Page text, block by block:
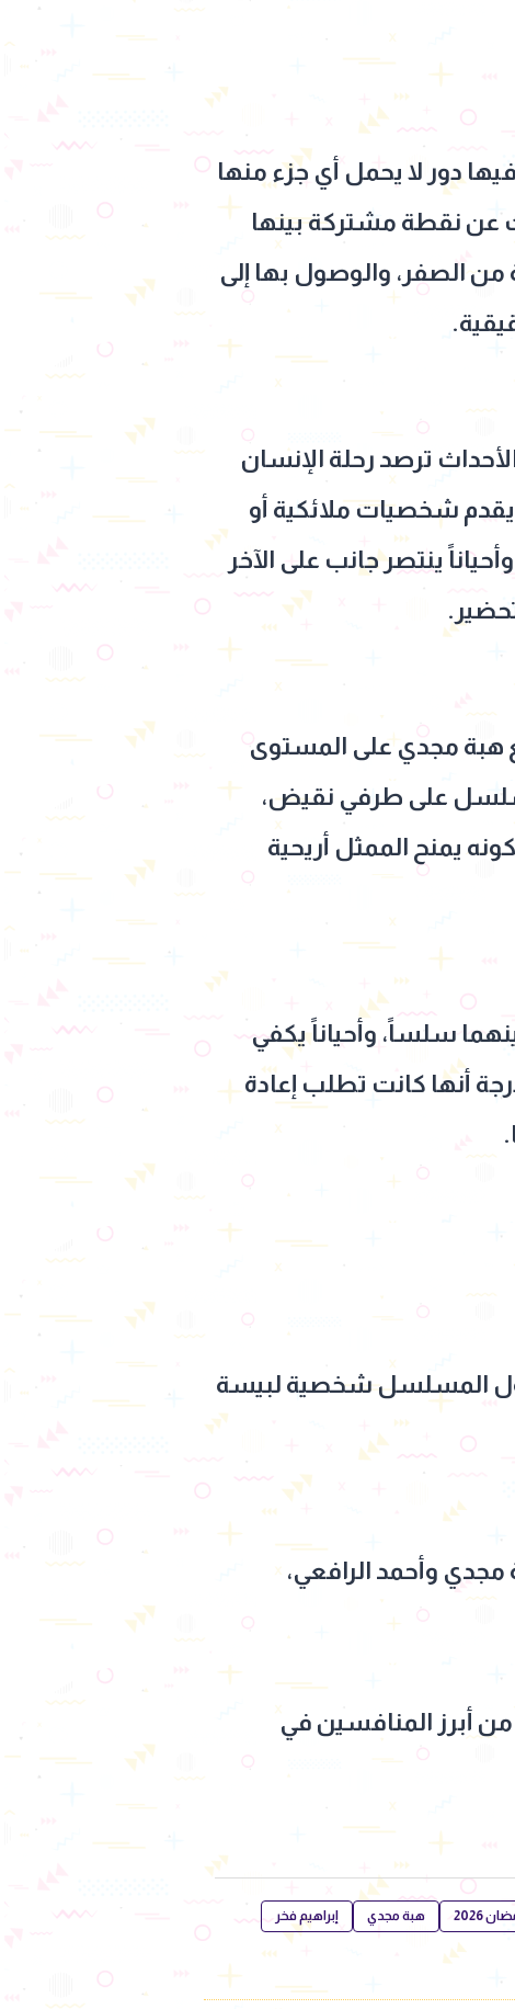
دور لا يحمل أي جزء منها
عن نقطة مشتركة بينها
من الصفر، والوصول بها إلى
ترصد رحلة الإنسان
يقدم شخصيات ملائكية أو
ينتصر جانب على الآخر
هبة مجدي على المستوى
على طرفي نقيض،
يمنح الممثل أريحية
سلساً، وأحياناً يكفي
أنها كانت تطلب إعادة
المسلسل شخصية لبيسة
وأحمد الرافعي،
أبرز المنافسين في
2026 هبة مجدي إبراهيم فخر